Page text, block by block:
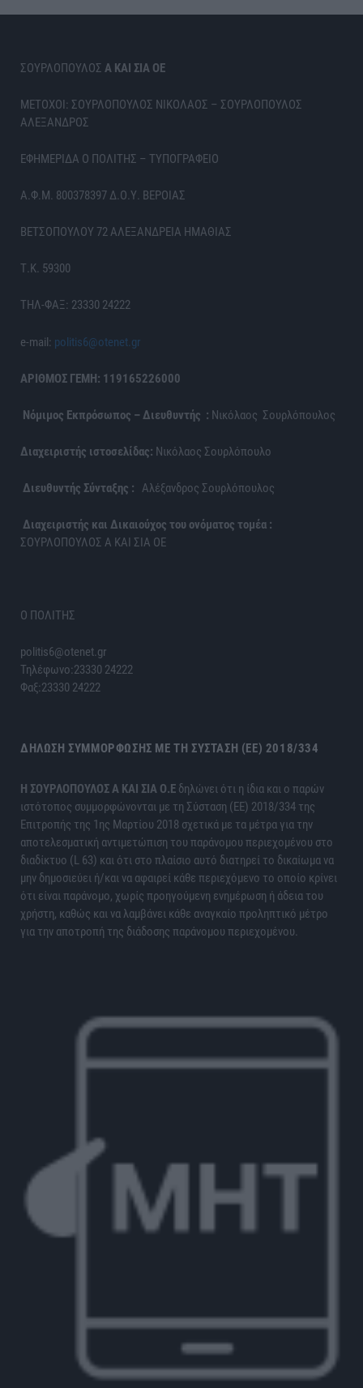
ΣΟΥΡΛΟΠΟΥΛΟΣ Α ΚΑΙ ΣΙΑ ΟΕ
ΜΕΤΟΧΟΙ: ΣΟΥΡΛΟΠΟΥΛΟΣ ΝΙΚΟΛΑΟΣ – ΣΟΥΡΛΟΠΟΥΛΟΣ
ΑΛΕΞΑΝΔΡΟΣ
ΕΦΗΜΕΡΙΔΑ Ο ΠΟΛΙΤΗΣ – ΤΥΠΟΓΡΑΦΕΙΟ
Α.Φ.Μ. 800378397 Δ.Ο.Υ. ΒΕΡΟΙΑΣ
ΒΕΤΣΟΠΟΥΛΟΥ 72 ΑΛΕΞΑΝΔΡΕΙΑ ΗΜΑΘΙΑΣ
Τ.Κ. 59300
ΤΗΛ-ΦΑΞ: 23330 24222
e-mail: politis6@otenet.gr
ΑΡΙΘΜΟΣ ΓΕΜΗ: 119165226000
Νόμιμος Εκπρόσωπος – Διευθυντής : Νικόλαος Σουρλόπουλος
Διαχειριστής ιστοσελίδας: Νικόλαος Σουρλόπουλο
Διευθυντής Σύνταξης : Αλέξανδρος Σουρλόπουλος
Διαχειριστής και Δικαιούχος του ονόματος τομέα :
ΣΟΥΡΛΟΠΟΥΛΟΣ Α ΚΑΙ ΣΙΑ ΟΕ
Ο ΠΟΛΙΤΗΣ
politis6@otenet.gr
Τηλέφωνο:23330 24222
Φαξ:23330 24222
ΔΉΛΩΣΗ ΣΥΜΜΌΡΦΩΣΗΣ ΜΕ ΤΗ ΣΎΣΤΑΣΗ (ΕΕ) 2018/334
H ΣΟΥΡΛΟΠΟΥΛΟΣ Α ΚΑΙ ΣΙΑ Ο.Ε δηλώνει ότι η ίδια και ο παρών
ιστότοπος συμμορφώνονται με τη Σύσταση (ΕΕ) 2018/334 της
Επιτροπής της 1ης Μαρτίου 2018 σχετικά με τα μέτρα για την
αποτελεσματική αντιμετώπιση του παράνομου περιεχομένου στο
διαδίκτυο (L 63) και ότι στο πλαίσιο αυτό διατηρεί το δικαίωμα να
μην δημοσιεύει ή/και να αφαιρεί κάθε περιεχόμενο το οποίο κρίνει
ότι είναι παράνομο, χωρίς προηγούμενη ενημέρωση ή άδεια του
χρήστη, καθώς και να λαμβάνει κάθε αναγκαίο προληπτικό μέτρο
για την αποτροπή της διάδοσης παράνομου περιεχομένου.